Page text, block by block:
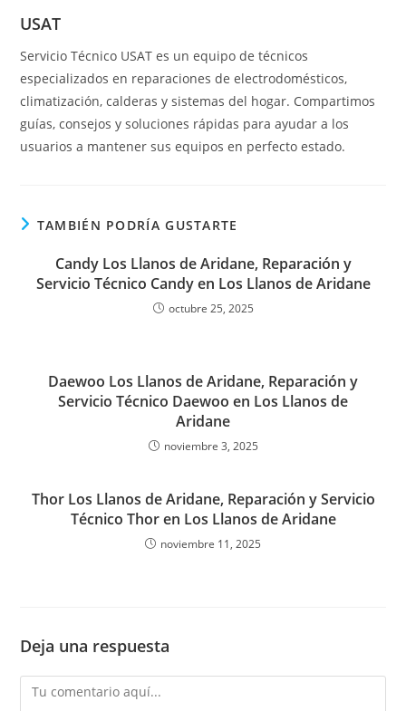
USAT
Servicio Técnico USAT es un equipo de técnicos
especializados en reparaciones de electrodomésticos,
climatización, calderas y sistemas del hogar. Compartimos
guías, consejos y soluciones rápidas para ayudar a los
usuarios a mantener sus equipos en perfecto estado.
TAMBIÉN PODRÍA GUSTARTE
Candy Los Llanos de Aridane, Reparación y
Servicio Técnico Candy en Los Llanos de Aridane
octubre 25, 2025
Daewoo Los Llanos de Aridane, Reparación y
Servicio Técnico Daewoo en Los Llanos de
Aridane
noviembre 3, 2025
Thor Los Llanos de Aridane, Reparación y Servicio
Técnico Thor en Los Llanos de Aridane
noviembre 11, 2025
Deja una respuesta
Comentario